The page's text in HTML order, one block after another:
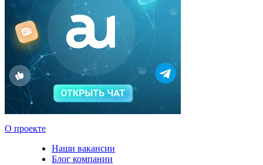
О проекте
Наши вакансии
Блог компании